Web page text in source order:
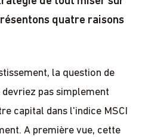
quatre raisons
la question de
pas simplement
capital dans l'indice MSCI
A première vue, cette